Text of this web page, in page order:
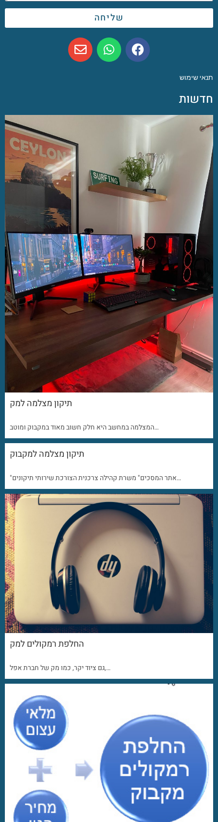
שליחה
תנאי שימוש
חדשות
תיקון מצלמה למק
המצלמה במחשב היא חלק חשוב מאוד במקבוק ומוטב…
תיקון מצלמה למקבוק
"אתר המסכים" משרת קהילה צרכנית הצורכת שירותי תיקונים…
החלפת רמקולים למק
גם ציוד יקר, כמו מק של חברת אפל,…